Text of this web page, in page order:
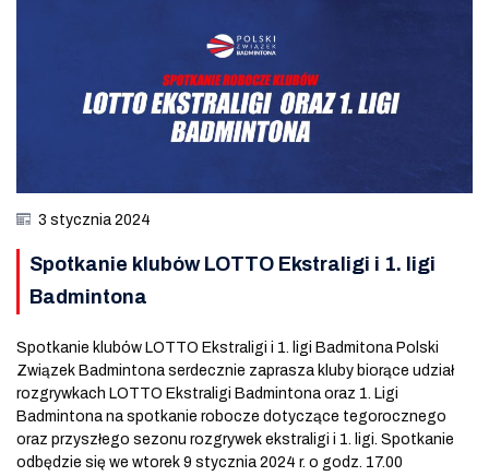
3 stycznia 2024
Spotkanie klubów LOTTO Ekstraligi i 1. ligi
Badmintona
Spotkanie klubów LOTTO Ekstraligi i 1. ligi Badmitona Polski
Związek Badmintona serdecznie zaprasza kluby biorące udział
rozgrywkach LOTTO Ekstraligi Badmintona oraz 1. Ligi
Badmintona na spotkanie robocze dotyczące tegorocznego
oraz przyszłego sezonu rozgrywek ekstraligi i 1. ligi. Spotkanie
odbędzie się we wtorek 9 stycznia 2024 r. o godz. 17.00